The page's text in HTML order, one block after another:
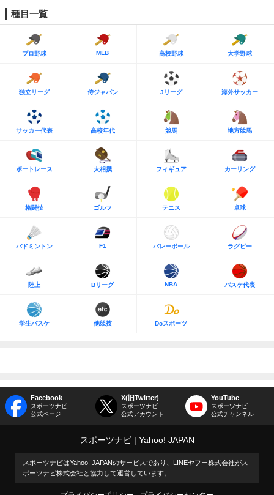
種目一覧
プロ野球 MLB 高校野球 大学野球
独立リーグ 侍ジャパン Jリーグ 海外サッカー
サッカー代表 高校年代 競馬 地方競馬
ボートレース 大相撲 フィギュア カーリング
格闘技 ゴルフ テニス 卓球
バドミントン F1 バレーボール ラグビー
陸上 Bリーグ NBA バスケ代表
学生バスケ 他競技 Doスポーツ
Facebook
スポーツナビ
公式ページ
X(旧Twitter)
スポーツナビ
公式アカウント
YouTube
スポーツナビ
公式チャンネル
スポーツナビ Yahoo! JAPAN
スポーツナビはYahoo! JAPANのサービスであり、LINEヤフー株式会社がス
ポーツナビ株式会社と協力して運営しています。